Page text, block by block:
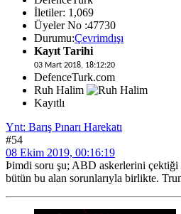
İletiler: 1,069
Üyeler No :47730
Durumu:Çevrimdışı
Kayıt Tarihi
03 Mart 2018, 18:12:20
DefenceTurk.com
Ruh Halim
Kayıtlı
Ynt: Barış Pınarı Harekatı
#54
08 Ekim 2019, 00:16:19
Þimdi soru şu; ABD askerlerini çektiği
bütün bu alan sorunlarıyla birlikte.